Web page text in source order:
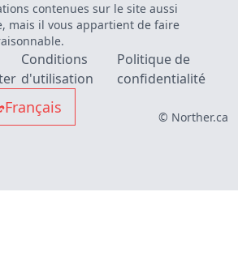
contenues sur le site aussi
mais il vous appartient de faire
Conditions
d'utilisation
Politique de
confidentialité
Français
© Norther.ca